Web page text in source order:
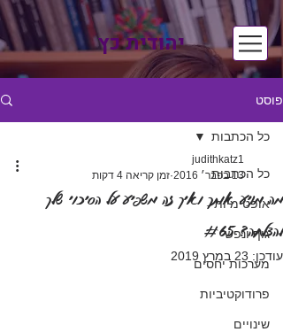
יהודית כץ
פוסט
כל הכתבות
אופטימיות
גוף ונפש
מערכות יחסים
פרודוקטיביות
שינויים
כל הכתבות
מה מניע אותך ואיך זה משפיע על הסיכוי שלך
להצלחה? #65
judithkatz1
13 בפבר׳ 2016
זמן קריאה 4 דקות
עודכן: 23 במרץ 2019